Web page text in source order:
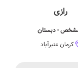
رازی
- دبستان
کرمان عنبرآباد